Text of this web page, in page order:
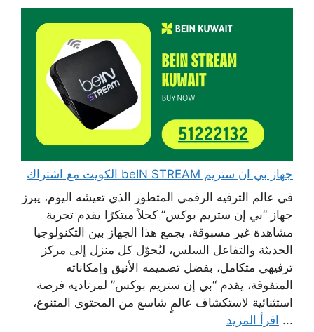
جهاز بي ان ستريم beIN STREAM الكويت مع اشتراك
في عالم الترفيه الرقمي المتطور الذي تعيشه اليوم، يبرز
جهاز “بي إن ستريم بوكس” كحلاً مبتكرًا يقدم تجربة
مشاهدة غير مسبوقة، يجمع هذا الجهاز بين التكنولوجيا
الحديثة والتفاعل السلس، ليُحوّل كل منزل إلى مركز
ترفيهي متكامل، بفضل تصميمه الأنيق وإمكاناته
المتفوقة، يقدم “بي إن ستريم بوكس” لمرتاديه فرصة
استثنائية لاستكشاف عالمٍ شاسع من المحتوى المتنوع،
... اقرأ المزيد